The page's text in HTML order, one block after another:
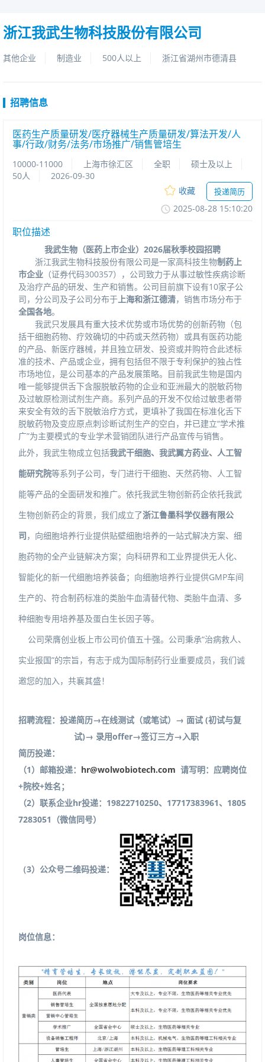
浙江我武生物科技股份有限公司
其他企业 制造业 500人以上 浙江省湖州市德清县
招聘信息
医药生产质量研发/医疗器械生产质量研发/算法开发/人
事/行政/财务/法务/市场推广/销售管培生
10000-11000 上海市徐汇区 全职
硕士及以上
50人
2026-09-30
收藏
投递简历
2025-08-2815:10:20
职位描述
我武生物（医药上市企业） 2026届秋季校园招聘
浙江我武生物科技股份有限公司是一家高科技生物制药上
市企业 （证券代码300357），公司致力于从事过敏性疾病诊断
及治疗产品的研发、生产和销售。公司目前旗下设有10家子公
司，分公司及子公司分布于上海和浙江德清，销售市场分布于
全国各地。
我武只发展具有重大技术优势或市场优势的创新药物（包
括干细胞药物、疗效确切的中药或天然药物）或具有医药功能
的产品、新医疗器械，并且独立研发、投资或并购符合此述标
准的技术、产品或企业，拥有包括但不限于专利保护的独占性
市场地位，是公司基本的产品发展策略。目前我武生物是国内
唯一能够提供舌下含服脱敏药物的企业和亚洲最大的脱敏药物
及过敏原检测试剂生产商。系列产品的开发不仅给过敏患者带
来安全有效的舌下脱敏治疗方式，更填补了我国在标准化舌下
脱敏药物及变应原点刺诊断试剂生产的空白，并已建立“学术推
广”为主要模式的专业学术营销团队进行产品宣传与销售。
此外，我武生物成立包括我武干细胞、我武翼方药业、人工智
能研究院等系列子公司，专门进行干细胞、天然药物、人工智
能等产品的全面研发和推广。依托我武生物创新药企依托我武
生物创新药企的背景，我们成立了浙江鲁墨科学仪器有限公
司，向细胞培养行业提供贴壁细胞培养的一站式解决方案、细
胞药物的全产业链解决方案；向科研界和工业界提供无人化、
智能化的新一代细胞培养装备；向细胞培养行业提供GMP车间
生产的、符合制药标准的类胎牛血清替代物、类胎牛血清、多
种细胞专用培养基及蛋白生长因子等。
公司荣膺创业板上市公司价值五十强。公司秉承“治病救人、
实业报国”的宗旨，有志于成为国际制药行业重要成员，我们诚
邀您的加入，共襄其盛！
招聘流程：投递简历→在线测试（或笔试）→ 面试 (初试与复
试)→ 录用offer→签订三方→入职
简历投递：
（1）邮箱投递： hr@wolwobiotech.com 请写明：应聘岗位
+院校+姓名；
（2）联系企业hr投递： 19822710250、 17717383961、 1805
7283051 （微信同号）
（3）公众号二维码投递：
岗位信息：